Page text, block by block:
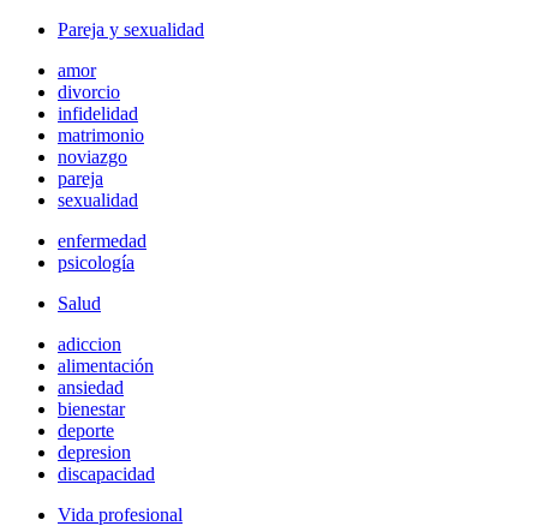
Pareja y sexualidad
amor
divorcio
infidelidad
matrimonio
noviazgo
pareja
sexualidad
enfermedad
psicología
Salud
adiccion
alimentación
ansiedad
bienestar
deporte
depresion
discapacidad
Vida profesional